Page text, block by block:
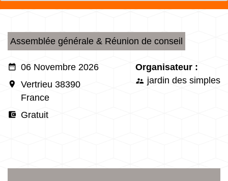
Assemblée générale & Réunion de conseil
date_range 06 Novembre 2026
room
Vertrieu 38390
France
account_balance_wallet Gratuit
Organisateur :
supervisor_account jardin des simples